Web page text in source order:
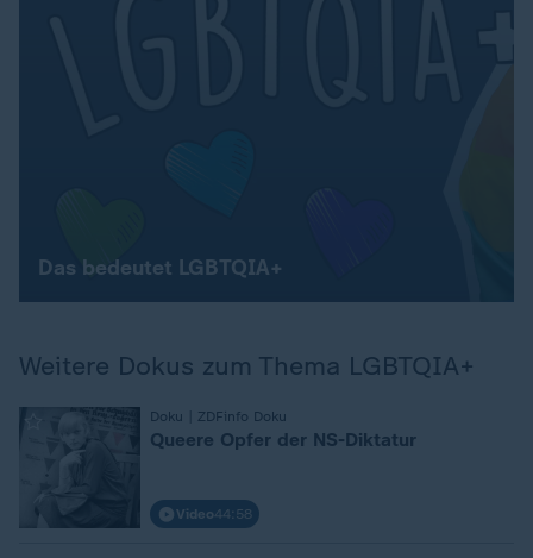
Das bedeutet LGBTQIA+
Weitere Dokus zum Thema LGBTQIA+
Doku | ZDFinfo Doku
Queere Opfer der NS-Diktatur
Video44:58